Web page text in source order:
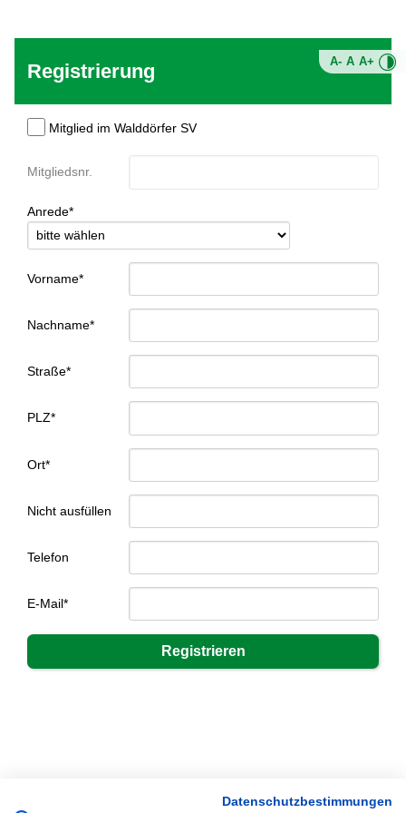
A- A A+
Registrierung
Mitglied im Walddörfer SV
Mitgliedsnr.
Anrede*
Vorname*
Nachname*
Straße*
PLZ*
Ort*
Nicht ausfüllen
Telefon
E-Mail*
Datenschutzbestimmungen